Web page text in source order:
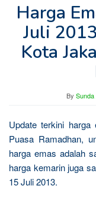
Harga
Juli
Kota
By
Update terkini
Puasa Ramadhan,
harga emas adalah
harga kemarin juga
15 Juli 2013.